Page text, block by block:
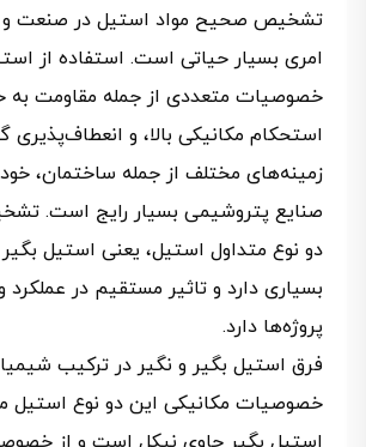
تشخیص صحیح مواد استیل در صنعت و
امری بسیار حیاتی است. استفاده از
خصوصیات متعددی از جمله مقاومت به
استحکام مکانیکی بالا، و انعطاف‌پذیری
زمینه‌های مختلف از جمله ساختمان،
صنایع پتروشیمی بسیار رایج است.
دو نوع متداول استیل، یعنی استیل
بسیاری دارد و تاثیر مستقیم در
پروژه‌ها دارد.
فرق استیل بگیر و نگیر در ترکیب
خصوصیات مکانیکی این دو نوع